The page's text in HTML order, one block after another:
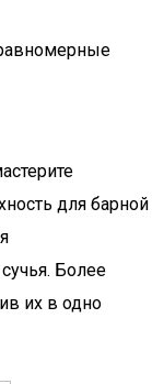
для барной
Более
их в одно